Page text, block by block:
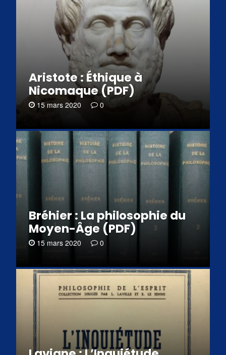
Aristote : Éthique à
Nicomaque (PDF)
15 mars 2020 0
Bréhier : La philosophie du
Moyen-Âge (PDF)
15 mars 2020 0